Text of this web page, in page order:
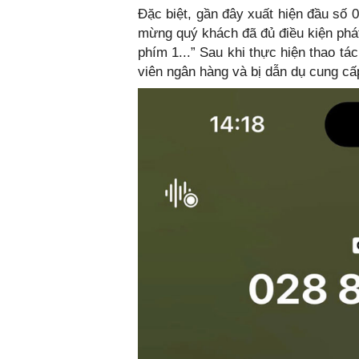
Đặc biệt, gần đây xuất hiện đầu số
mừng quý khách đã đủ điều kiện
phím 1...” Sau khi thực hiện thao
viên ngân hàng và bị dẫn dụ cung